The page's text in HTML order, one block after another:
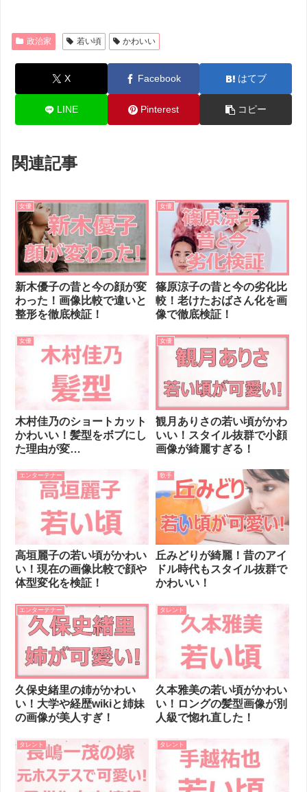
政治家 若い頃 かわいい
X Facebook はてブ
LINE Pinterest コピー
関連記事
女優
新木優子の昔と今の顔が変
わった！画像比較で違いと
整形を徹底検証！
女優
篠原涼子の昔と今の劣化比
較！老けたおばさん化を画
像で徹底検証！
女優
木村佳乃のショートカット
かわいい！髪型をボブにし
た理由が変…
女優
観月ありさの若い頃がかわ
いい！スタイル抜群で小顔
画像が綺麗すぎる！
エンターテナー
高垣麗子の若い頃がかわい
い！現在の画像比較で顔や
体型変化を検証！
歌手
丘みどりが綺麗！昔のアイ
ドル時代もスタイル抜群で
かわいい！
エンターテナー
久保史緒里の姉がかわい
い！大学や経歴wikiと姉妹
の画像が美人すぎ！
タレント
久本雅美の若い頃がかわい
い！ロングの髪型画像が別
人級で惚れ直した！
タレント タレント